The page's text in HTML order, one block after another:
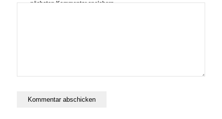
nächsten Kommentar speichern.